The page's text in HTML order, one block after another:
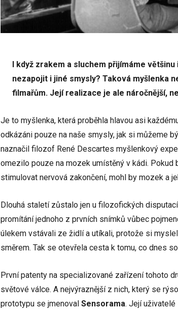
I když zrakem a sluchem přijímáme
nezapojit i jiné smysly? Taková myšlenka
filmařům. Její realizace je ale náročnější,
Je to myšlenka, která proběhla hlavou asi
odkázáni pouze na naše smysly, jak si můžeme
naznačil filozof René Descartes myšlenkový
omezilo pouze na mozek umístěný v kádi. Pokud
stimulovat nervová zakončení, mohl by mozek a
Dlouhá staletí zůstalo jen u filozofických
promítání jednoho z prvních snímků vůbec
úlekem vstávali ze židlí a utíkali, protože si
směrem. Tak se otevřela cesta k tomu, co dnes
První patenty na specializované zařízení tohoto
světové válce. A nejvýraznější z nich, který se
prototypu se jmenoval Sensorama. Její